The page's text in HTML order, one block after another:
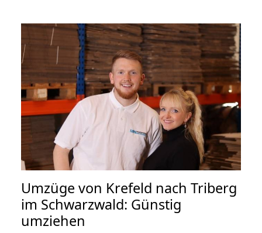
Umzüge von Krefeld nach Triberg
im Schwarzwald: Günstig
umziehen